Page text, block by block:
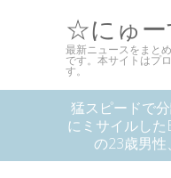
☆にゅ
最新ニュースをまと
です。本サイトはプ
す。
猛スピードで
にミサイルし
の23歳男